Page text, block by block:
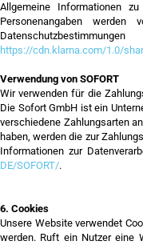
Allgemeine Informationen
Personenangaben
https://cdn.klarna.com/1.0/
Verwendung von SOFORT
Wir verwenden für die
Die Sofort GmbH ist ein
verschiedene Zahlungsarten
haben, werden die zur
Informationen zur
DE/SOFORT/.
6. Cookies
Unsere Website verwendet
werden. Ruft ein Nutzer eine